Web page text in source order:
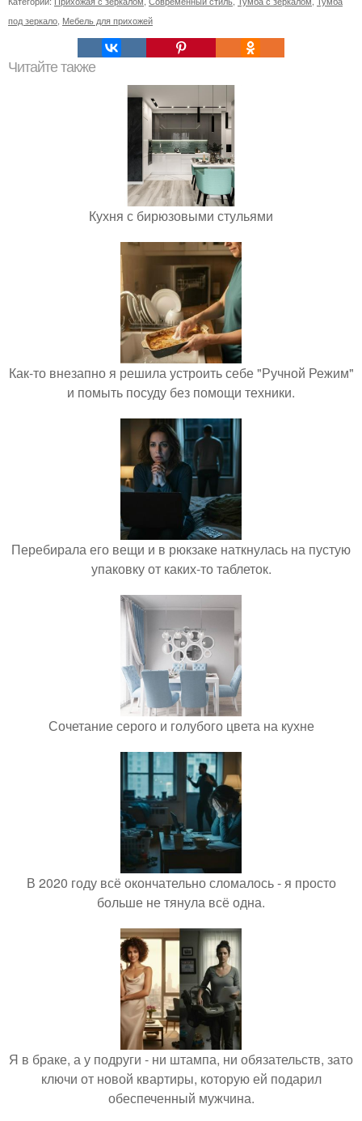
под зеркало Мебель для прихожей
Читайте также
Кухня с бирюзовыми стульями
Как-то внезапно я решила устроить себе "Ручной Режим"
и помыть посуду без помощи техники.
Перебирала его вещи и в рюкзаке наткнулась на пустую
упаковку от каких-то таблеток.
Сочетание серого и голубого цвета на кухне
В 2020 году всё окончательно сломалось - я просто
больше не тянула всё одна.
Я в браке, а у подруги - ни штампа, ни обязательств, зато
ключи от новой квартиры, которую ей подарил
обеспеченный мужчина.